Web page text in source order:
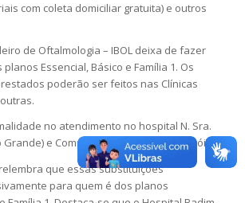
com coleta domiciliar gratuita) e outros
de Oftalmologia – IBOL deixa de fazer
Essencial, Básico e Família 1. Os
poderão ser feitos nas Clínicas
no atendimento no hospital N. Sra.
Grande) e Complexo Hospitalar de Niterói.
que essas substituições
para quem é dos planos